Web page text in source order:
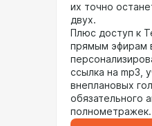
их точно
двух.
Плюс доступ к
прямым эфирам
ссылка на mp3,
внеплановых
обязательного
полнометражек.